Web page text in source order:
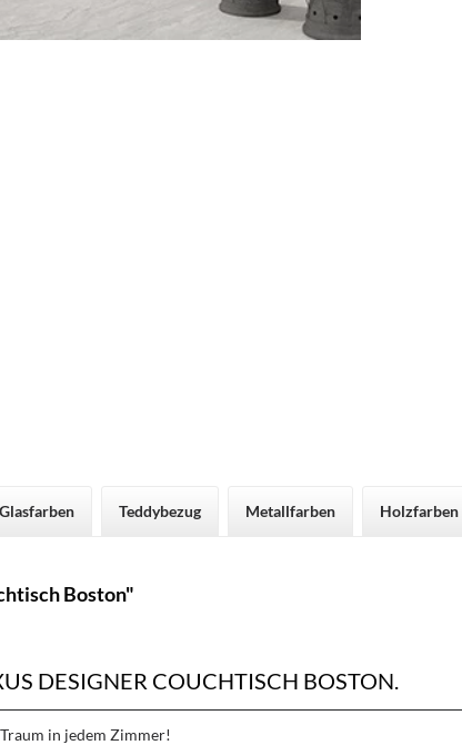
Glasfarben Teddybezug Metallfarben Holzfarben
Boston"
DESIGNER COUCHTISCH BOSTON.
in jedem Zimmer!